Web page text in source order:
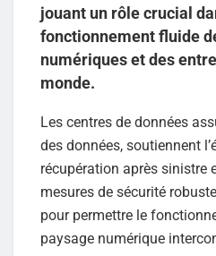
jouant un rôle crucial
fonctionnement fluide
numériques et des
monde.
Les centres de données
des données, soutiennent
récupération après sinistre
mesures de sécurité
pour permettre le
paysage numérique